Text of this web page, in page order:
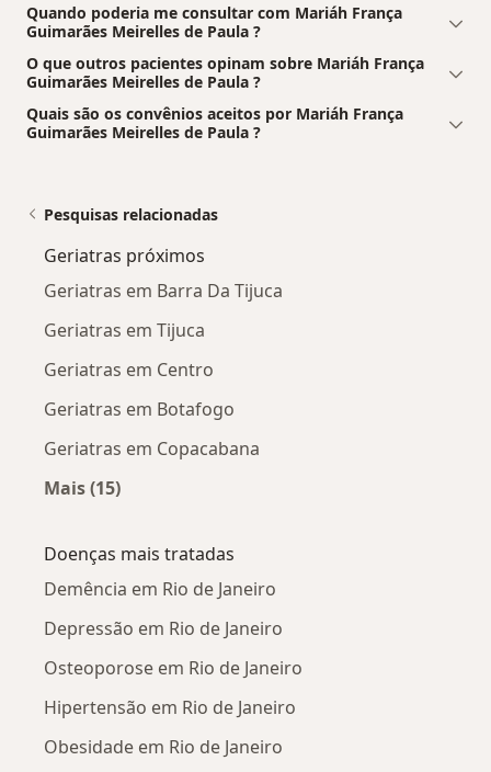
Quando poderia me consultar com Mariáh França
Guimarães Meirelles de Paula ?
O que outros pacientes opinam sobre Mariáh França
Guimarães Meirelles de Paula ?
Quais são os convênios aceitos por Mariáh França
Guimarães Meirelles de Paula ?
Pesquisas relacionadas
Geriatras próximos
Geriatras em Barra Da Tijuca
Geriatras em Tijuca
Geriatras em Centro
Geriatras em Botafogo
Geriatras em Copacabana
Mais (15)
Doenças mais tratadas
Demência em Rio de Janeiro
Depressão em Rio de Janeiro
Osteoporose em Rio de Janeiro
Hipertensão em Rio de Janeiro
Obesidade em Rio de Janeiro